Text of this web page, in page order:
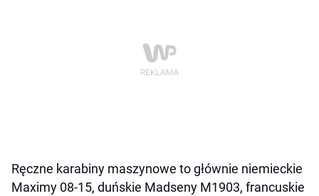
Ręczne karabiny maszynowe to głównie niemieckie
Maximy 08-15, duńskie Madseny M1903, francuskie